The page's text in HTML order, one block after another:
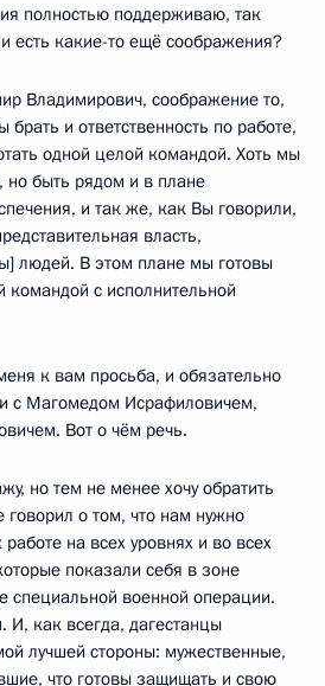
полностью поддерживаю, так
есть какие-то ещё соображения?
Владимирович, соображение то,
брать и ответственность по работе,
одной целой командой. Хоть мы
но быть рядом и в плане
и так же, как Вы говорили,
власть,
людей. В этом плане мы готовы
командой с исполнительной
к вам просьба, и обязательно
и с Магомедом Исрафиловичем,
Вот о чём речь.
но тем не менее хочу обратить
о том, что нам нужно
на всех уровнях и во всех
показали себя в зоне
специальной военной операции.
как всегда, дагестанцы
лучшей стороны: мужественные,
что готовы защищать и свою